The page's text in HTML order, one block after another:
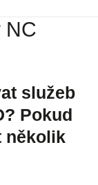
NC
služeb
Pokud
několik